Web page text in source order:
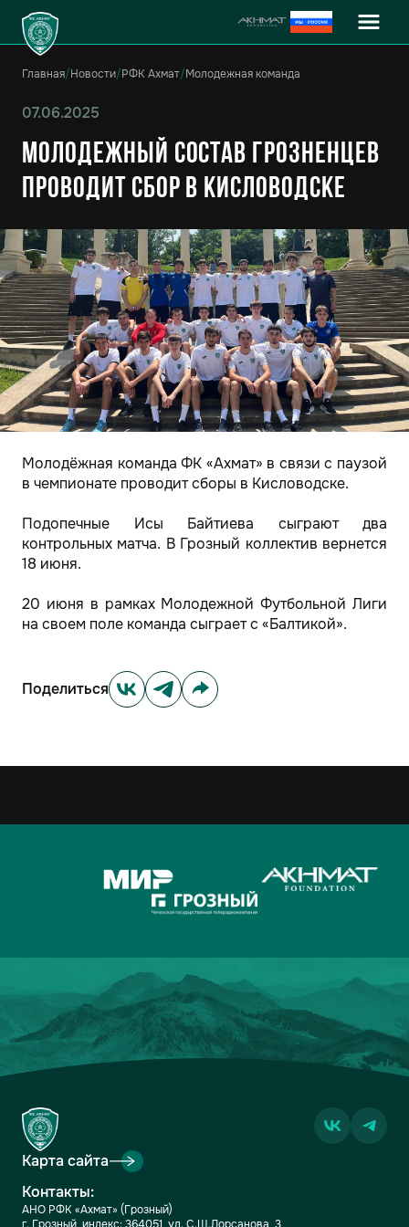
Главная/Новости/РФК Ахмат/Молодежная команда
07.06.2025
Молодежный состав грозненцев
проводит сбор в Кисловодске
Молодёжная команда ФК «Ахмат» в связи с паузой
в чемпионате проводит сборы в Кисловодске.
Подопечные Исы Байтиева сыграют два
контрольных матча. В Грозный коллектив вернется
18 июня.
20 июня в рамках Молодежной Футбольной Лиги
на своем поле команда сыграет с «Балтикой».
Поделиться
Карта сайта
Контакты:
АНО РФК «Ахмат» (Грозный)